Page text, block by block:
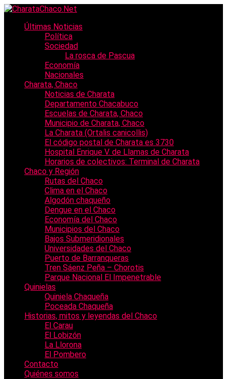
Últimas Noticias
Política
Sociedad
La rosca de Pascua
Economía
Nacionales
Charata, Chaco
Noticias de Charata
Departamento Chacabuco
Escuelas de Charata, Chaco
Municipio de Charata, Chaco
La Charata (Ortalis canicollis)
El código postal de Charata es 3730
Hospital Enrique V. de Llamas de Charata
Horarios de colectivos: Terminal de Charata
Chaco y Región
Rutas del Chaco
Clima en el Chaco
Algodón chaqueño
Dengue en el Chaco
Economía del Chaco
Municipios del Chaco
Bajos Submeridionales
Universidades del Chaco
Puerto de Barranqueras
Tren Sáenz Peña – Chorotis
Parque Nacional El Impenetrable
Quinielas
Quiniela Chaqueña
Poceada Chaqueña
Historias, mitos y leyendas del Chaco
El Carau
El Lobizón
La Llorona
El Pombero
Contacto
Quiénes somos